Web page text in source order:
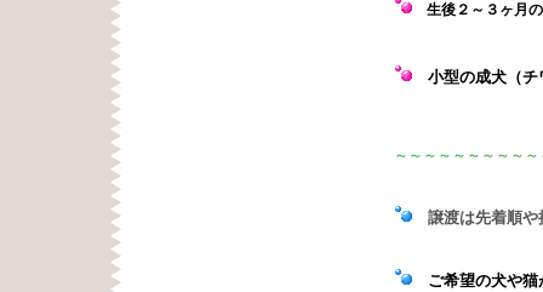
生後２～３ヶ月
小型の成犬（チ
～～～～～～～～～
譲渡は先着順や
ご希望の犬や猫